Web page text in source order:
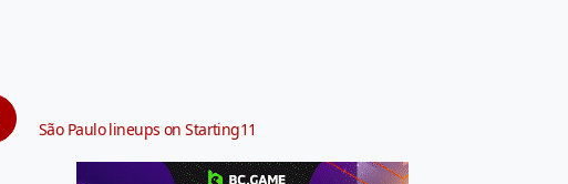
São Paulo lineups on Starting11